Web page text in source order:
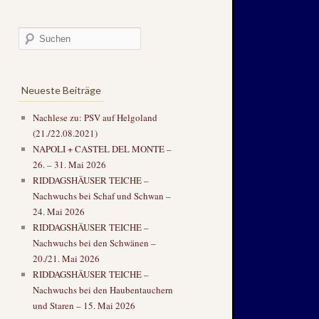
Neueste Beiträge
Nachlese zu: PSV auf Helgoland
(21./22.08.2021)
NAPOLI + CASTEL DEL MONTE –
26. – 31. Mai 2026
RIDDAGSHÄUSER TEICHE –
Nachwuchs bei Schaf und Schwan –
24. Mai 2026
RIDDAGSHÄUSER TEICHE –
Nachwuchs bei den Schwänen –
20./21. Mai 2026
RIDDAGSHÄUSER TEICHE –
Nachwuchs bei den Haubentauchern
und Staren – 15. Mai 2026